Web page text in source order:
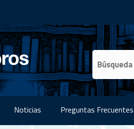
Noticias Preguntas Frecuentes